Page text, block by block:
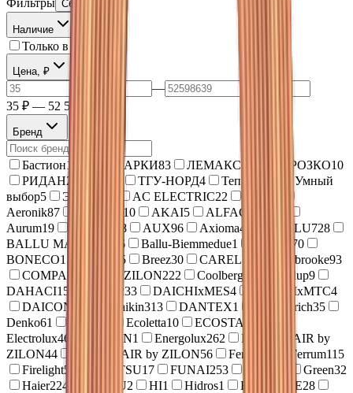
Сбросить (
Наличие
Только в наличии
Цена, ₽
—
35 ₽ — 52 598 639 ₽
Бренд
Бастион1 БЕЗ МАРКИ83 ЛЕМАКС МОРОЗКО10
РИДАН2 ТГУ-НОРД4 ТеплоТех
Умный
выбор5 ЭВАН AC ELECTRIC22
Aeronik87 10 AKAI5 ALFACOOL
Aurum19 18 AUX96 Axioma40 BALLU728
BALLU MACHINE
26 Ballu-Biemmedue1
170
BONECO1 15 Breez30 CAREL Cherbrooke93
COMPACTAIR by ZILON222 Coolberg Coolup9
DAHACI15 233 DAICHIxMES4 DAICHIxMTC4
DAICOND
Daikin313 DANTEX1 De Dietrich35
Denko61 Ecoletta10 ECOSTAR
Electrolux465 ELSEN1 Energolux262
ENERGYAIR by
ZILON44 EXPERTAIR by ZILON56 Ferroli Ferrum115
Firelight53 FUJITSU17 FUNAI253 Green32
Haier224 HAJDU2 HI1 Hidros1 HIGH LIFE28